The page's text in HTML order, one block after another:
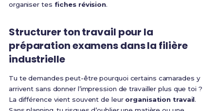
organiser tes fiches révision.
Structurer ton travail pour la
préparation examens dans la filière
industrielle
Tu te demandes peut-être pourquoi certains camarades y
arrivent sans donner l’impression de travailler plus que toi ?
La différence vient souvent de leur organisation travail.